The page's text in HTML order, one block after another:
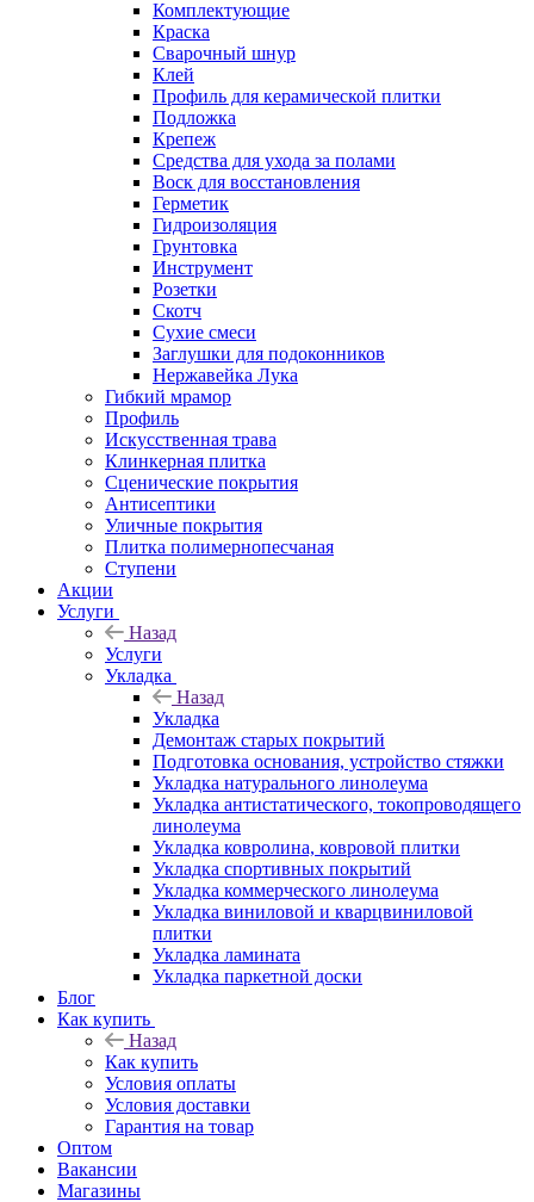
Комплектующие
Краска
Сварочный шнур
Клей
Профиль для керамической плитки
Подложка
Крепеж
Средства для ухода за полами
Воск для восстановления
Герметик
Гидроизоляция
Грунтовка
Инструмент
Розетки
Скотч
Сухие смеси
Заглушки для подоконников
Нержавейка Лука
Гибкий мрамор
Профиль
Искусственная трава
Клинкерная плитка
Сценические покрытия
Антисептики
Уличные покрытия
Плитка полимернопесчаная
Ступени
Акции
Услуги
Назад
Услуги
Укладка
Назад
Укладка
Демонтаж старых покрытий
Подготовка основания, устройство стяжки
Укладка натурального линолеума
Укладка антистатического, токопроводящего
линолеума
Укладка ковролина, ковровой плитки
Укладка спортивных покрытий
Укладка коммерческого линолеума
Укладка виниловой и кварцвиниловой
плитки
Укладка ламината
Укладка паркетной доски
Блог
Как купить
Назад
Как купить
Условия оплаты
Условия доставки
Гарантия на товар
Оптом
Вакансии
Магазины